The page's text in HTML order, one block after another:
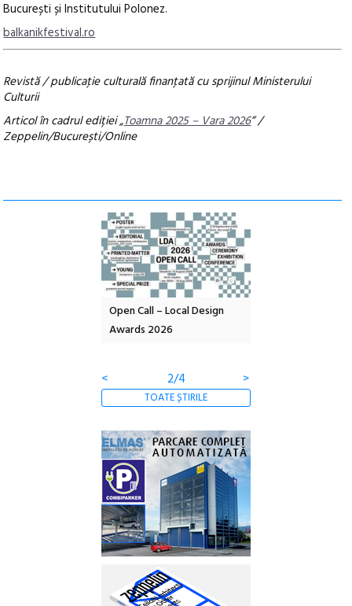
București și Institutului Polonez.
balkanikfestival.ro
Revistă / publicaţie culturală finanţată cu sprijinul Ministerului
Culturii
Articol în cadrul ediției „Toamna 2025 – Vara 2026” /
Zeppelin/București/Online
Open Call – Local Design
Awards 2026
<
2/4 >
TOATE ȘTIRILE